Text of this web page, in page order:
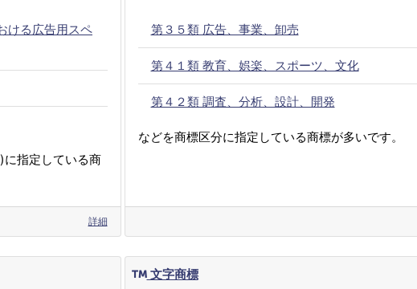
ける広告用スペ
指定している商
詳細
第３５類 広告、事業、卸売
第４１類 教育、娯楽、スポーツ、文化
第４２類 調査、分析、設計、開発
などを商標区分に指定している商標が多いです。
文字商標